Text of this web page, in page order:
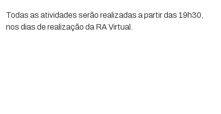
Todas as atividades serão realizadas a partir das 19h30,
nos dias de realização da RA Virtual.